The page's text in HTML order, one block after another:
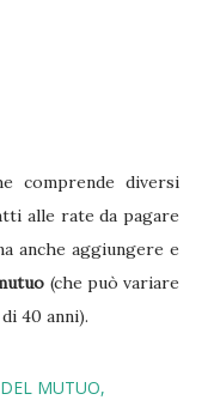
comprende diversi
alle rate da pagare
anche aggiungere e
(che può variare
40 anni).
MUTUO